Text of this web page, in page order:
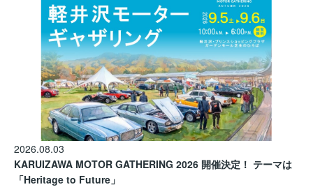
2026.08.03
KARUIZAWA MOTOR GATHERING 2026 開催決定！ テーマは
「Heritage to Future」